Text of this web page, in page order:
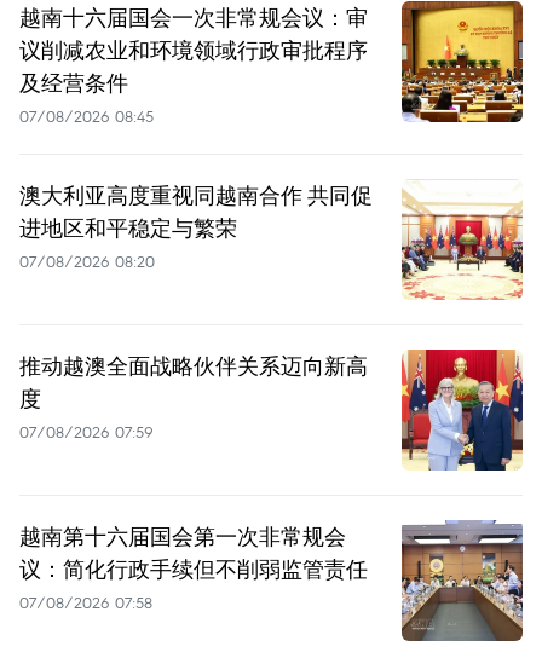
越南十六届国会一次非常规会议：审
议削减农业和环境领域行政审批程序
及经营条件
07/08/2026 08:45
澳大利亚高度重视同越南合作 共同促
进地区和平稳定与繁荣
07/08/2026 08:20
推动越澳全面战略伙伴关系迈向新高
度
07/08/2026 07:59
越南第十六届国会第一次非常规会
议：简化行政手续但不削弱监管责任
07/08/2026 07:58